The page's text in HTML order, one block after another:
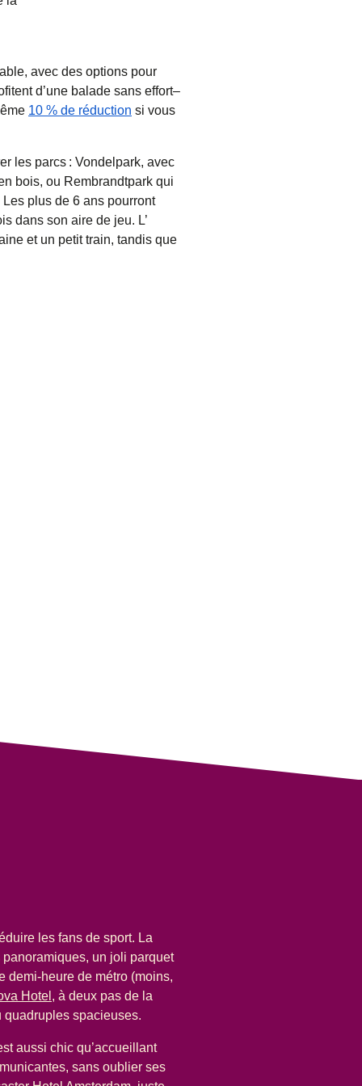
avec des options pour
d’une balade sans effort–
10 % de réduction si vous
les parcs : Vondelpark, avec
bois, ou Rembrandtpark qui
plus de 6 ans pourront
dans son aire de jeu. L’
et un petit train, tandis que
les fans de sport. La
panoramiques, un joli parquet
demi-heure de métro (moins,
Hotel , à deux pas de la
quadruples spacieuses.
aussi chic qu’accueillant
sans oublier ses